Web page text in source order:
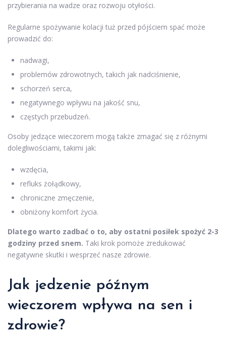
przybierania na wadze oraz rozwoju otyłości.
Regularne spożywanie kolacji tuż przed pójściem spać może
prowadzić do:
nadwagi,
problemów zdrowotnych, takich jak nadciśnienie,
schorzeń serca,
negatywnego wpływu na jakość snu,
częstych przebudzeń.
Osoby jedzące wieczorem mogą także zmagać się z różnymi
dolegliwościami, takimi jak:
wzdęcia,
refluks żołądkowy,
chroniczne zmęczenie,
obniżony komfort życia.
Dlatego warto zadbać o to, aby ostatni posiłek spożyć 2-3
godziny przed snem. Taki krok pomoże zredukować
negatywne skutki i wesprzeć nasze zdrowie.
Jak jedzenie późnym
wieczorem wpływa na sen i
zdrowie?